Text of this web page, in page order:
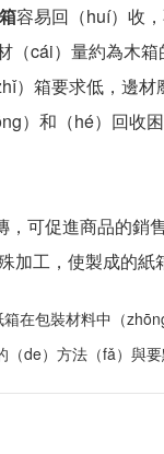
容易回（huí）收
（cái）量約為木
）箱要求低，邊
）和（hé）回
可促進商品的銷售
工，使製成的紙
在包裝材料中（
（de）方法（fǎ）與